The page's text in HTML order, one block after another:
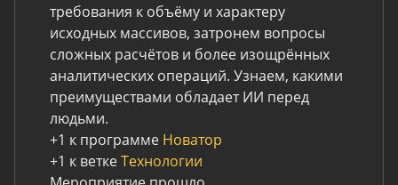
требования к объёму и характеру
исходных массивов, затронем вопросы
сложных расчётов и более изощрённых
аналитических операций. Узнаем, какими
преимуществами обладает ИИ перед
людьми.
+1 к программе Новатор
+1 к веткеТехнологии